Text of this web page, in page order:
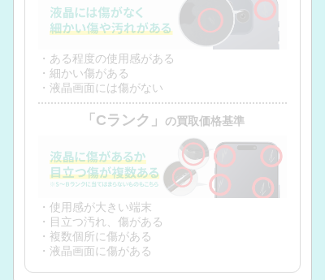
・ある程度の使用感がある
・細かい傷がある
・液晶画面には傷がない
「Cランク」 の買取価格基準
・使用感が大きい端末
・目立つ汚れ、傷がある
・複数個所に傷がある
・液晶画面に傷がある